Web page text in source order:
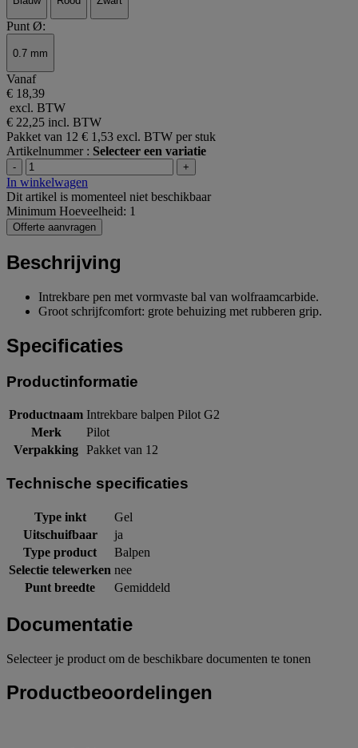
Punt Ø:
0.7 mm
Vanaf
€ 18,39
excl. BTW
€ 22,25 incl. BTW
Pakket van 12 € 1,53 excl. BTW per stuk
Artikelnummer : Selecteer een variatie
- +
In winkelwagen
Dit artikel is momenteel niet beschikbaar
Minimum Hoeveelheid: 1
Offerte aanvragen
Beschrijving
Intrekbare pen met vormvaste bal van wolfraamcarbide.
Groot schrijfcomfort: grote behuizing met rubberen grip.
Specificaties
Productinformatie
Productnaam Intrekbare balpen Pilot G2
Merk
Pilot
Verpakking Pakket van 12
Technische specificaties
Type inkt
Gel
Uitschuifbaar
ja
Type product
Balpen
Selectie telewerken nee
Punt breedte
Gemiddeld
Documentatie
Selecteer je product om de beschikbare documenten te tonen
Productbeoordelingen